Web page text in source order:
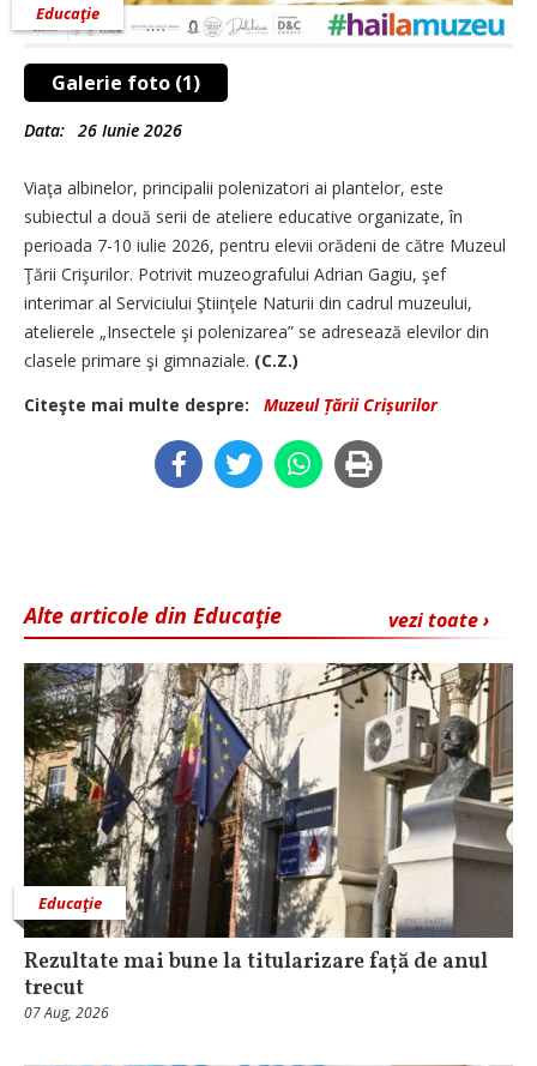
Galerie foto (1)
Educaţie
Data: 26 Iunie 2026
Viaţa albinelor, principalii polenizatori ai plantelor, este
subiectul a două serii de ateliere educative organizate, în
perioada 7-10 iulie 2026, pentru elevii orădeni de către Muzeul
Ţării Crişurilor. Potrivit muzeografului Adrian Gagiu, şef
interimar al Serviciului Ştiinţele Naturii din cadrul muzeului,
atelierele „Insectele şi polenizarea” se adresează elevilor din
clasele primare şi gimnaziale. (C.Z.)
Citeşte mai multe despre:
Muzeul Țării Crișurilor
vezi toate ›
Alte articole din Educaţie
Educaţie
Rezultate mai bune la titularizare față de anul
trecut
07 Aug, 2026